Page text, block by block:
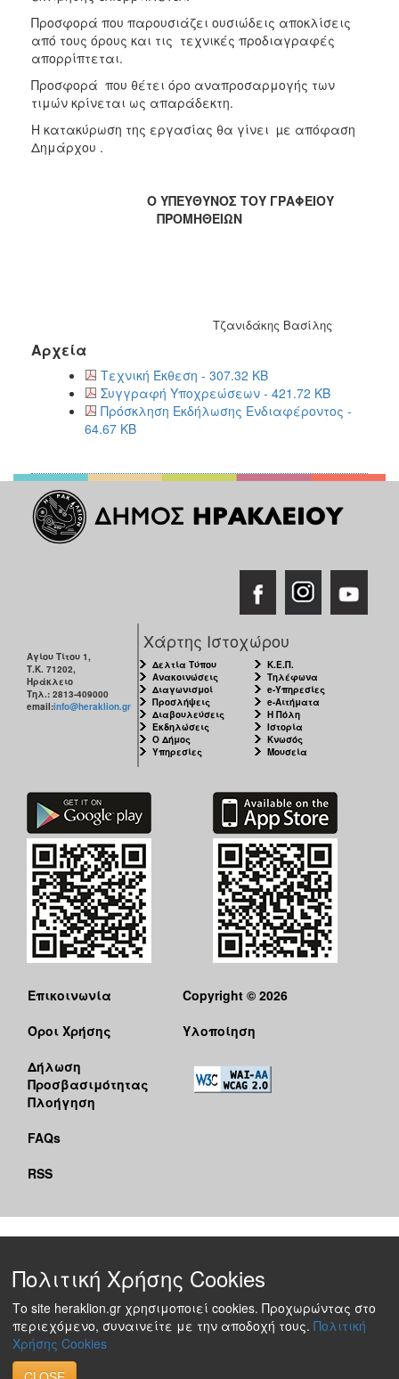
Προσφορά που παρουσιάζει ουσιώδεις αποκλίσεις
από τους όρους και τις τεχνικές προδιαγραφές
απορρίπτεται.
Προσφορά που θέτει όρο αναπροσαρμογής των
τιμών κρίνεται ως απαράδεκτη.
Η κατακύρωση της εργασίας θα γίνει µε απόφαση
Δημάρχου .
Ο ΥΠΕΥΘΥΝΟΣ ΤΟΥ ΓΡΑΦΕΙΟΥ
ΠΡΟΜΗΘΕΙΩΝ
Τζανιδάκης Βασίλης
Αρχεία
Τεχνική Έκθεση - 307.32 KB
Συγγραφή Υποχρεώσεων - 421.72 KB
Πρόσκληση Εκδήλωσης Ενδιαφέροντος -
64.67 KB
Αγίου Τίτου 1,
Τ.Κ. 71202,
Ηράκλειο
Τηλ.: 2813-409000
email:info@heraklion.gr
Χάρτης Ιστοχώρου
Δελτία Τύπου
Ανακοινώσεις
Διαγωνισμοί
Προσλήψεις
Διαβουλεύσεις
Εκδηλώσεις
Ο Δήμος
Υπηρεσίες
Κ.Ε.Π.
Τηλέφωνα
e-Υπηρεσίες
e-Αιτήματα
Η Πόλη
Ιστορία
Κνωσός
Μουσεία
Επικοινωνία
Όροι Χρήσης
Δήλωση
Προσβασιμότητας
Πλοήγηση
FAQs
RSS
Copyright © 2026
Υλοποίηση
Πολιτική Χρήσης Cookies
Το site heraklion.gr χρησιμοποιεί cookies. Προχωρώντας στο
περιεχόμενο, συναινείτε με την αποδοχή τους. Πολιτική
Χρήσης Cookies